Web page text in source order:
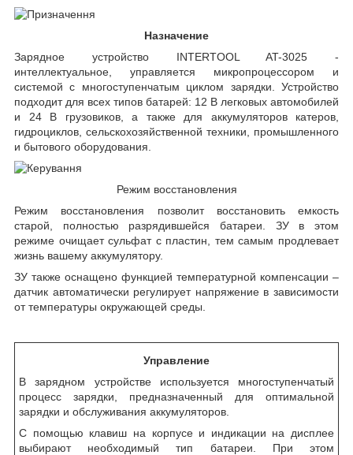
Назначение
Зарядное устройство INTERTOOL AT-3025 -
интеллектуальное, управляется микропроцессором и
системой с многоступенчатым циклом зарядки. Устройство
подходит для всех типов батарей: 12 В легковых автомобилей
и 24 В грузовиков, а также для аккумуляторов катеров,
гидроциклов, сельскохозяйственной техники, промышленного
и бытового оборудования.
Режим восстановления
Режим восстановления позволит восстановить емкость
старой, полностью разрядившейся батареи. ЗУ в этом
режиме очищает сульфат с пластин, тем самым продлевает
жизнь вашему аккумулятору.
ЗУ также оснащено функцией температурной компенсации –
датчик автоматически регулирует напряжение в зависимости
от температуры окружающей среды.
Управление
В зарядном устройстве используется многоступенчатый
процесс зарядки, предназначенный для оптимальной
зарядки и обслуживания аккумуляторов.
С помощью клавиш на корпусе и индикации на дисплее
выбирают необходимый тип батареи. При этом